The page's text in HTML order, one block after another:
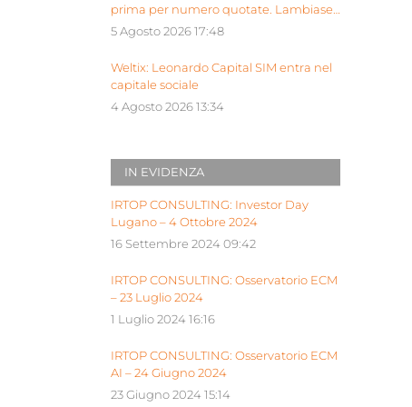
prima per numero quotate. Lambiase:
“Milano piattaforma europea Siu”
5 Agosto 2026 17:48
Weltix: Leonardo Capital SIM entra nel
capitale sociale
4 Agosto 2026 13:34
IN EVIDENZA
IRTOP CONSULTING: Investor Day
Lugano – 4 Ottobre 2024
16 Settembre 2024 09:42
IRTOP CONSULTING: Osservatorio ECM
– 23 Luglio 2024
1 Luglio 2024 16:16
IRTOP CONSULTING: Osservatorio ECM
AI – 24 Giugno 2024
23 Giugno 2024 15:14